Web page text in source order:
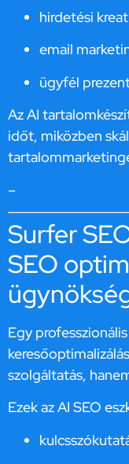
hirdetési
email
ügyfél
Az AI
időt, miközben
–
Surfer
SEO
Egy
szolgáltatás,
Ezek az AI SEO